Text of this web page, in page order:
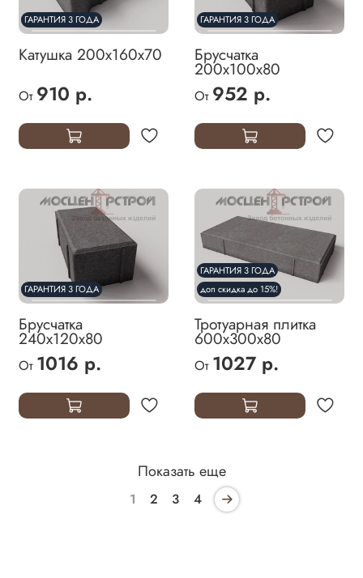
ГАРАНТИЯ 3 ГОДА
Катушка 200х160х70
От 910 р.
ГАРАНТИЯ 3 ГОДА
Брусчатка
200х100х80
От 952 р.
ГАРАНТИЯ 3 ГОДА
Брусчатка
240х120х80
От 1016 р.
ГАРАНТИЯ 3 ГОДА
доп скидка до 15%!
Тротуарная плитка
600х300х80
От 1027 р.
Показать еще
1 2 3 4